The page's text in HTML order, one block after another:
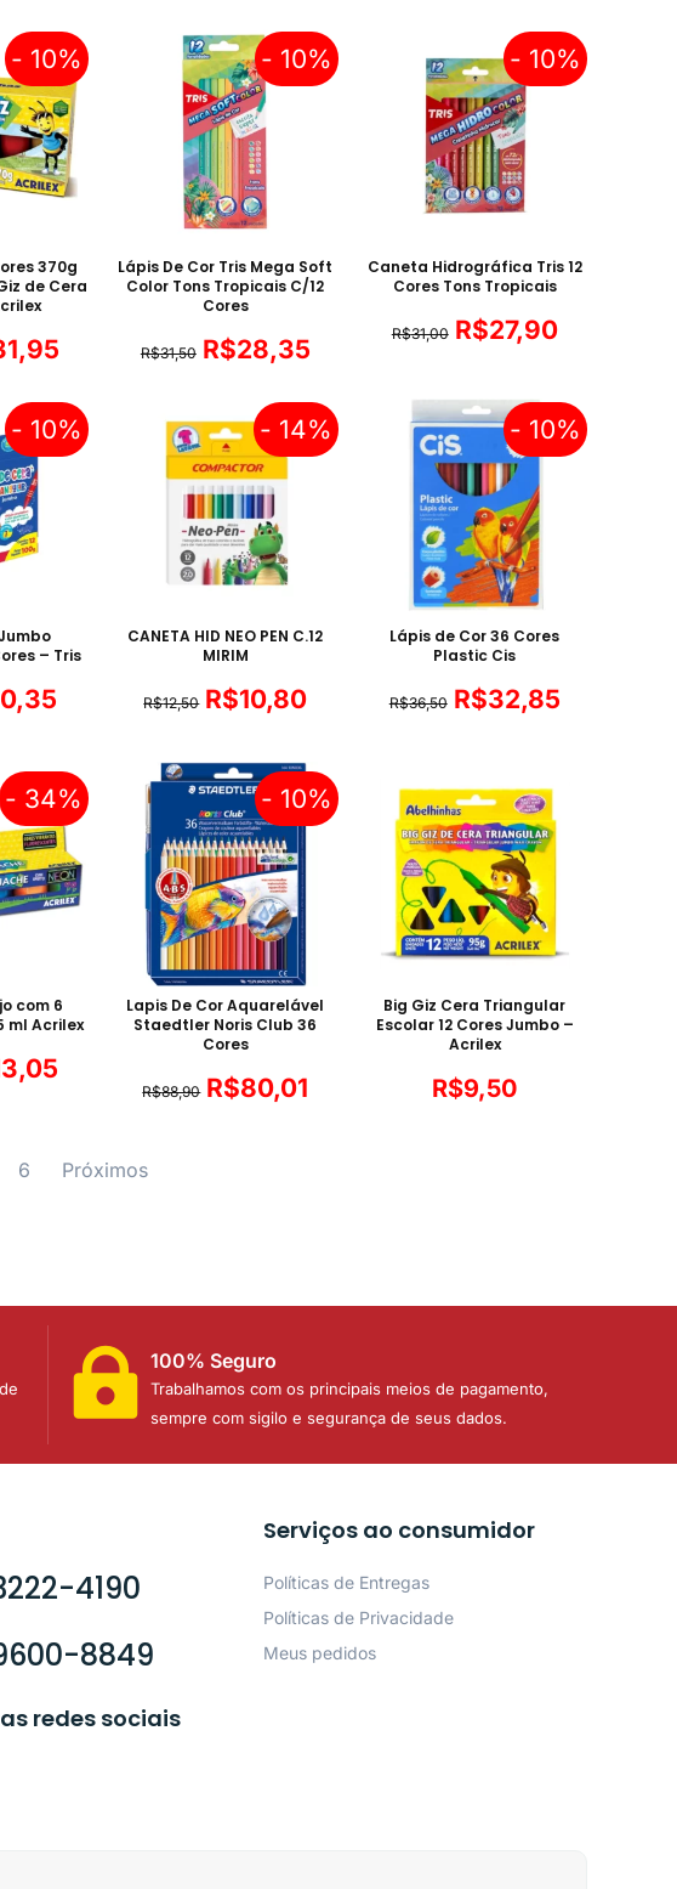
- 10%
370g
de Cera
- 10%
Lápis De Cor Tris Mega Soft
Color Tons Tropicais C/12
Cores
R$31,50 R$28,35
- 10%
Caneta Hidrográfica Tris 12
Cores Tons Tropicais
R$31,00 R$27,90
- 10%
– Tris
- 14%
CANETA HID NEO PEN C.12
MIRIM
R$12,50 R$10,80
- 10%
Lápis de Cor 36 Cores
Plastic Cis
R$36,50 R$32,85
- 34%
com 6
ml Acrilex
- 10%
Lapis De Cor Aquarelável
Staedtler Noris Club 36
Cores
R$88,90 R$80,01
Big Giz Cera Triangular
Escolar 12 Cores Jumbo –
Acrilex
R$9,50
6 Próximos
100% Seguro
Trabalhamos com os principais meios de pagamento,
sempre com sigilo e segurança de seus dados.
4190
8849
redes sociais
Serviços ao consumidor
Políticas de Entregas
Políticas de Privacidade
Meus pedidos